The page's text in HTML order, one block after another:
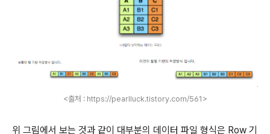
<출처 : https://pearlluck.tistory.com/561>
위 그림에서 보는 것과 같이 대부분의 데이터 파일 형식은 Row 기